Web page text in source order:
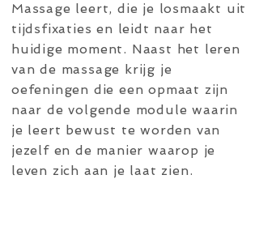
Massage leert, die je losmaakt uit
tijdsfixaties en leidt naar het
huidige moment. Naast het leren
van de massage krijg je
oefeningen die een opmaat zijn
naar de volgende module waarin
je leert bewust te worden van
jezelf en de manier waarop je
leven zich aan je laat zien.